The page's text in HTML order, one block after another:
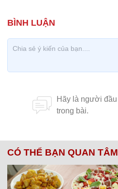
CÓ THỂ BẠN QUAN TÂM